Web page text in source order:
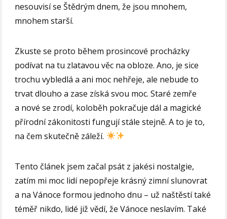
nesouvisí se Štědrým dnem, že jsou mnohem,
mnohem starší.
Zkuste se proto během prosincové procházky
podívat na tu zlatavou věc na obloze. Ano, je sice
trochu vybledlá a ani moc nehřeje, ale nebude to
trvat dlouho a zase získá svou moc. Staré zemře
a nové se zrodí, koloběh pokračuje dál a magické
přírodní zákonitosti fungují stále stejně. A to je to,
na čem skutečně záleží.
Tento článek jsem začal psát z jakési nostalgie,
zatím mi moc lidí nepopřeje krásný zimní slunovrat
a na Vánoce formou jednoho dnu – už naštěstí také
téměř nikdo, lidé již vědí, že Vánoce neslavím. Také